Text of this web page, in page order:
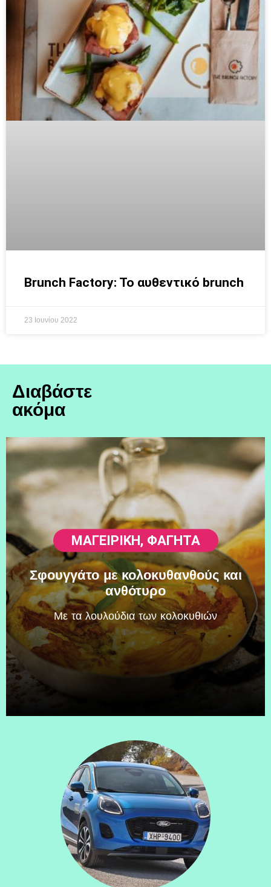
Brunch Factory: To αυθεντικό brunch
23 Ιουνίου 2022
Διαβάστε
ακόμα
ΜΑΓΕΙΡΙΚΗ, ΦΑΓΗΤΆ
Σφουγγάτο με κολοκυθανθούς και
ανθότυρο
Mε τα λουλούδια των κολοκυθιών